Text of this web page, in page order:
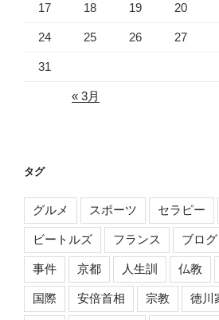
17 18 19 20
24 25 26 27
31
« 3月
タグ
グルメ スポーツ セラピー
ビートルズ フランス ブログ
事件 京都 人生訓 仏教
国際 安倍首相 宗教 徳川